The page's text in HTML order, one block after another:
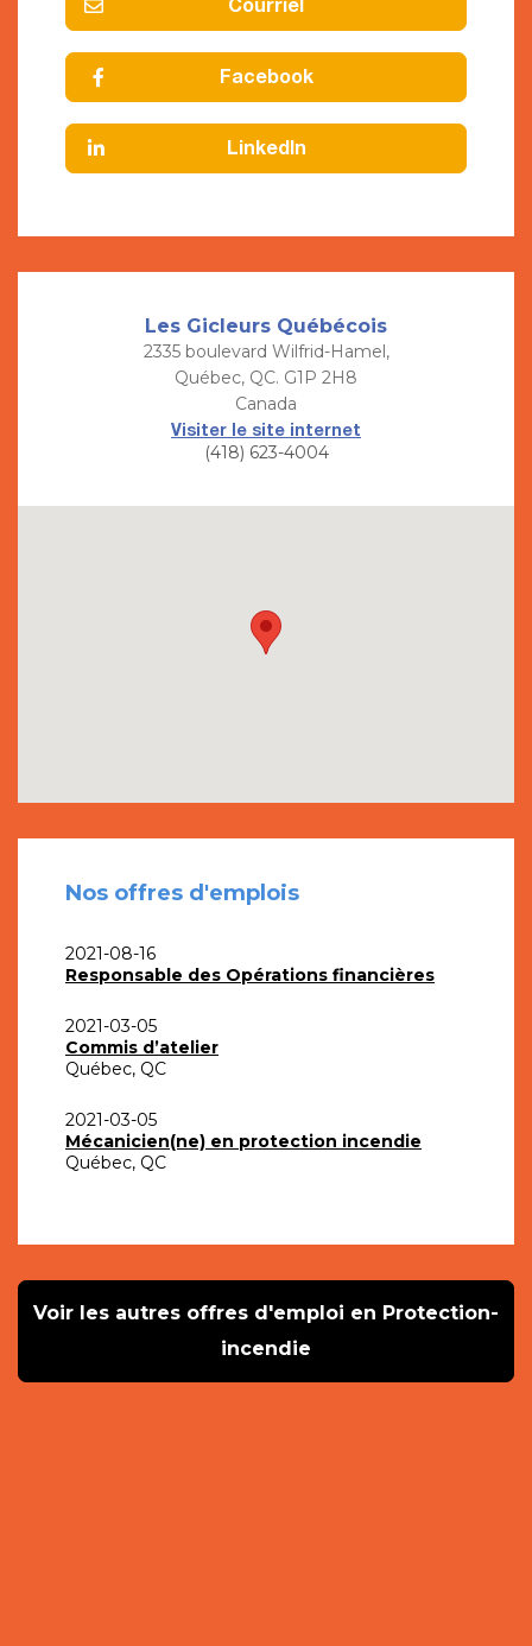
Courriel
Facebook
LinkedIn
Les Gicleurs Québécois
2335 boulevard Wilfrid-Hamel,
Québec, QC. G1P 2H8
Canada
Visiter le site internet
(418) 623-4004
Nos offres d'emplois
2021-08-16
Responsable des Opérations financières
2021-03-05
Commis d’atelier
Québec, QC
2021-03-05
Mécanicien(ne) en protection incendie
Québec, QC
Voir les autres offres d'emploi en Protection-
incendie